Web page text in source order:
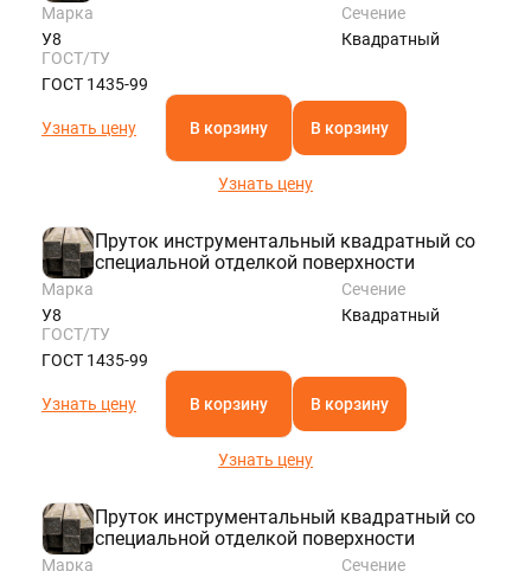
Марка
У8
Сечение
Квадратный
ГОСТ/ТУ
ГОСТ 1435-99
Узнать цену В корзину В корзину
Узнать цену
Пруток инструментальный квадратный со
специальной отделкой поверхности
Марка
У8
Сечение
Квадратный
ГОСТ/ТУ
ГОСТ 1435-99
Узнать цену В корзину В корзину
Узнать цену
Пруток инструментальный квадратный со
специальной отделкой поверхности
Марка
Сечение